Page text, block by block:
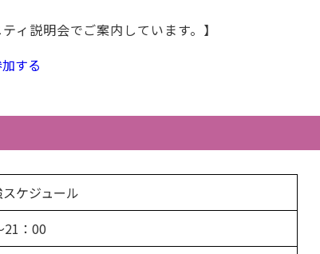
ィ説明会でご案内しています。】
する
ケジュール
21：00